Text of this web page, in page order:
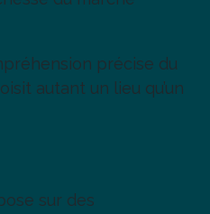
précise du
autant un lieu qu’un
sur des